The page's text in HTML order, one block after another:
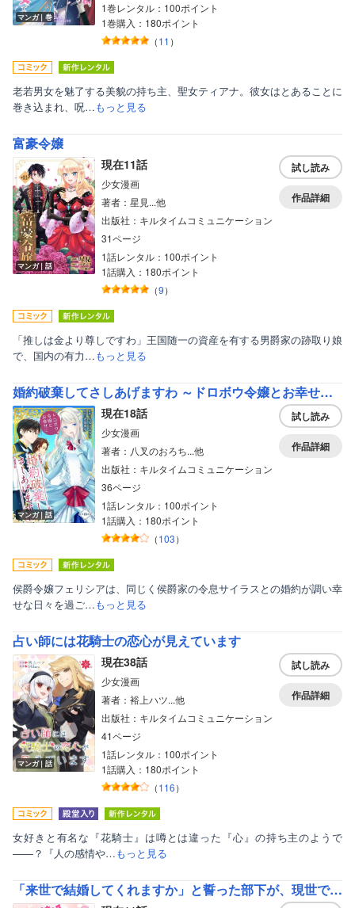
マンガ｜巻
1巻レンタル：100ポイント
1巻購入：180ポイント
（11 ）
老若男女を魅了する美貌の持ち主、聖女ティアナ。彼女はとあることに
巻き込まれ、呪…もっと見る
富豪令嬢
マンガ｜話
現在11話
少女漫画
著者：星見...他
出版社：キルタイムコミュニケーション
31ページ
1話レンタル：100ポイント
1話購入：180ポイント
（9）
試し読み
作品詳細
「推しは金より尊しですわ」王国随一の資産を有する男爵家の跡取り娘
で、国内の有力…もっと見る
婚約破棄してさしあげますわ ～ドロボウ令嬢とお幸せに～
マンガ｜話
現在18話
少女漫画
著者：八叉のおろち...他
出版社：キルタイムコミュニケーション
36ページ
1話レンタル：100ポイント
1話購入：180ポイント
（103）
試し読み
作品詳細
侯爵令嬢フェリシアは、同じく侯爵家の令息サイラスとの婚約が調い幸
せな日々を過ご…もっと見る
占い師には花騎士の恋心が見えています
マンガ｜話
現在38話
少女漫画
著者：裕上ハツ...他
出版社：キルタイムコミュニケーション
41ページ
1話レンタル：100ポイント
1話購入：180ポイント
（116）
試し読み
作品詳細
女好きと有名な『花騎士』は噂とは違った『心』の持ち主のようで
――？『人の感情や…もっと見る
「来世で結婚してくれますか」と誓った部下が、現世では年上の騎士団長様になっていて、本当に結婚を迫られている件